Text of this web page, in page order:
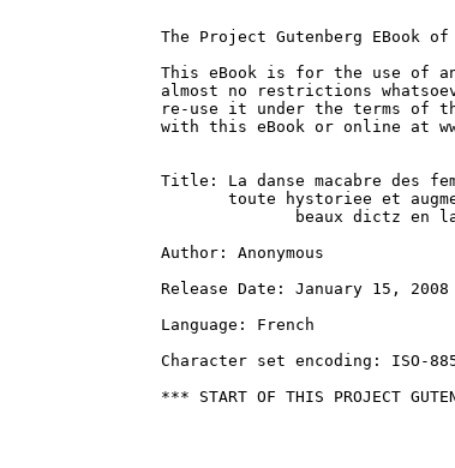
The Project Gutenberg EBook of
This eBook is for the use of
almost no restrictions
re-use it under the terms of
with this eBook or online at
Title: La danse macabre des
toute hystoriee et
beaux dictz en
Author: Anonymous
Release Date: January 15, 2008
Language: French
Character set encoding: ISO-
*** START OF THIS PROJECT